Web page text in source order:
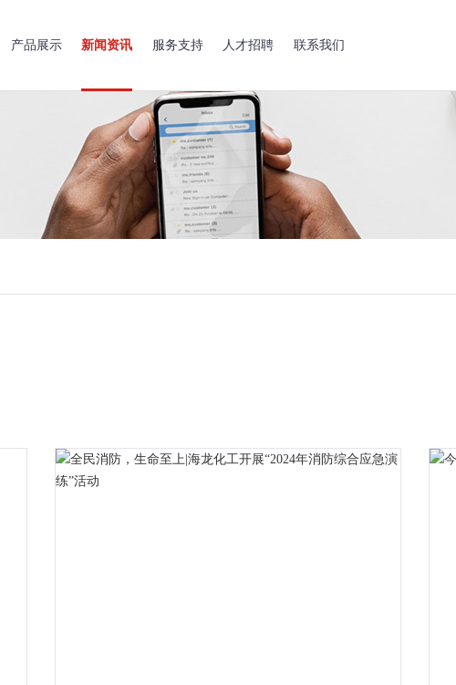
产品展示 新闻资讯 服务支持 人才招聘 联系我们